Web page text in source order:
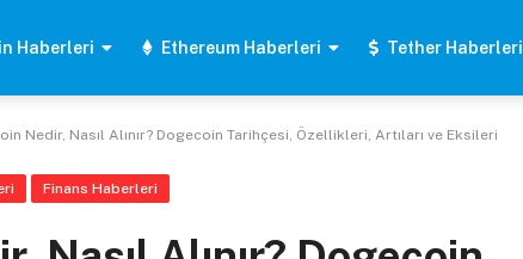
Haberleri Ethereum Haberleri Tether Haberleri
Nedir, Nasıl Alınır? Dogecoin Tarihçesi, Özellikleri, Artıları ve Eksileri
Finans Haberleri